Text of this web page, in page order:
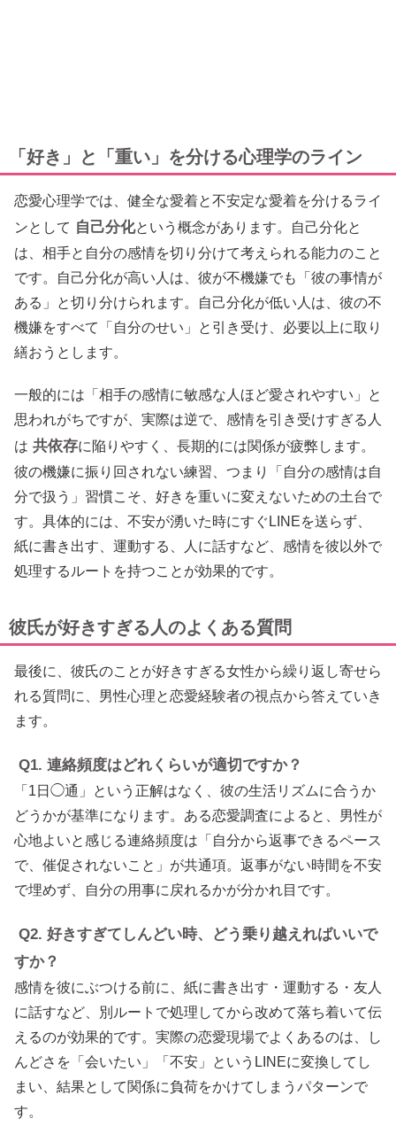
「好き」と「重い」を分ける心理学のライン
恋愛心理学では、健全な愛着と不安定な愛着を分けるライ
ンとして 自己分化という概念があります。自己分化と
は、相手と自分の感情を切り分けて考えられる能力のこと
です。自己分化が高い人は、彼が不機嫌でも「彼の事情が
ある」と切り分けられます。自己分化が低い人は、彼の不
機嫌をすべて「自分のせい」と引き受け、必要以上に取り
繕おうとします。
一般的には「相手の感情に敏感な人ほど愛されやすい」と
思われがちですが、実際は逆で、感情を引き受けすぎる人
は 共依存に陥りやすく、長期的には関係が疲弊します。
彼の機嫌に振り回されない練習、つまり「自分の感情は自
分で扱う」習慣こそ、好きを重いに変えないための土台で
す。具体的には、不安が湧いた時にすぐLINEを送らず、
紙に書き出す、運動する、人に話すなど、感情を彼以外で
処理するルートを持つことが効果的です。
彼氏が好きすぎる人のよくある質問
最後に、彼氏のことが好きすぎる女性から繰り返し寄せら
れる質問に、男性心理と恋愛経験者の視点から答えていき
ます。
Q1. 連絡頻度はどれくらいが適切ですか？
「1日◯通」という正解はなく、彼の生活リズムに合うか
どうかが基準になります。ある恋愛調査によると、男性が
心地よいと感じる連絡頻度は「自分から返事できるペース
で、催促されないこと」が共通項。返事がない時間を不安
で埋めず、自分の用事に戻れるかが分かれ目です。
Q2. 好きすぎてしんどい時、どう乗り越えればいいで
すか？
感情を彼にぶつける前に、紙に書き出す・運動する・友人
に話すなど、別ルートで処理してから改めて落ち着いて伝
えるのが効果的です。実際の恋愛現場でよくあるのは、し
んどさを「会いたい」「不安」というLINEに変換してし
まい、結果として関係に負荷をかけてしまうパターンで
す。